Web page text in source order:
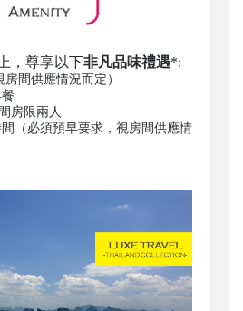
，尊享以下非凡品味禮遇*:
間供應情況而定）
房限兩人
（必須預早要求，視房間供應情